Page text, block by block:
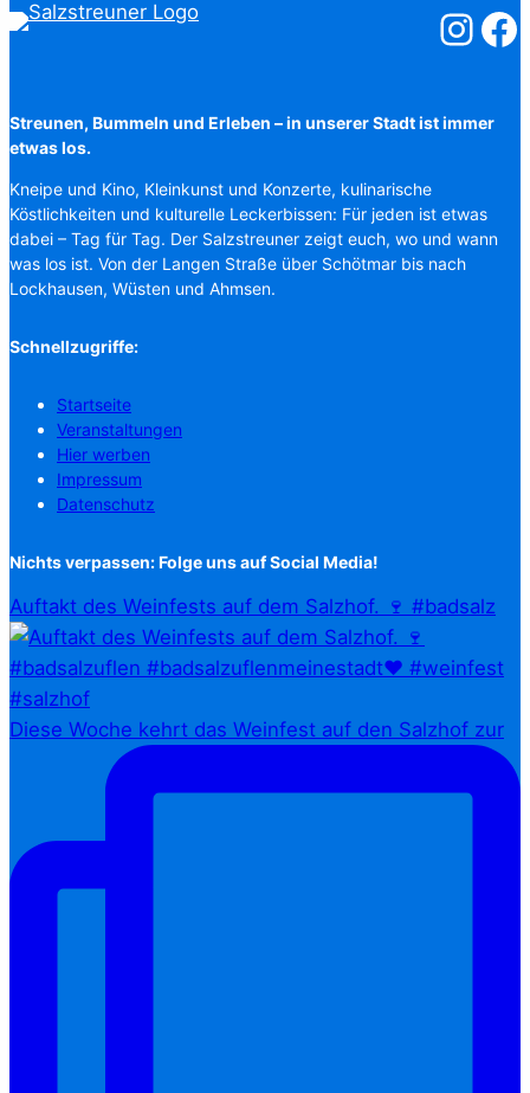
Streunen, Bummeln und Erleben – in unserer Stadt ist immer
etwas los.
Kneipe und Kino, Kleinkunst und Konzerte, kulinarische
Köstlichkeiten und kulturelle Leckerbissen: Für jeden ist etwas
dabei – Tag für Tag. Der Salzstreuner zeigt euch, wo und wann
was los ist. Von der Langen Straße über Schötmar bis nach
Lockhausen, Wüsten und Ahmsen.
Schnellzugriffe:
Startseite
Veranstaltungen
Hier werben
Impressum
Datenschutz
Nichts verpassen: Folge uns auf Social Media!
Auftakt des Weinfests auf dem Salzhof. 🍷 #badsalz
Diese Woche kehrt das Weinfest auf den Salzhof zur